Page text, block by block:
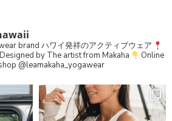
brand ハワイ発祥のアクティブウェア
Designed by The artist from Makaha
Online
@leamakaha_yogawear